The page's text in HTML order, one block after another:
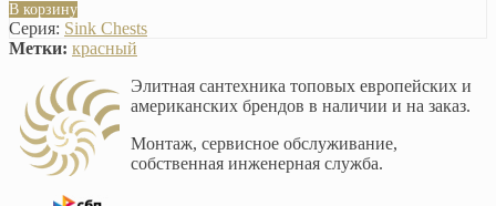
В корзину
Серия: Sink Chests
Метки: красный
Элитная сантехника топовых европейских и
американских брендов в наличии и на заказ.
Монтаж, сервисное обслуживание,
собственная инженерная служба.